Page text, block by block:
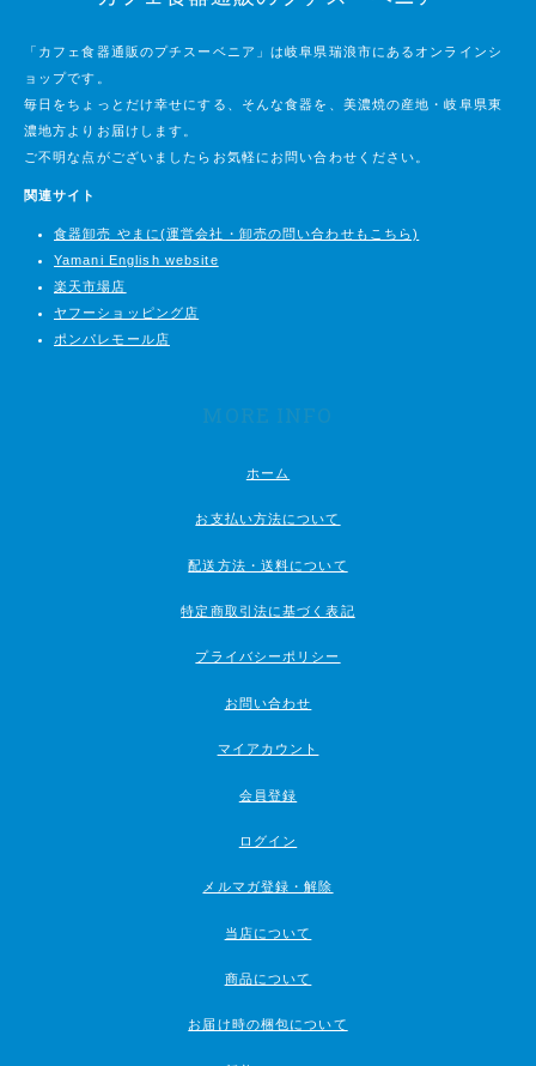
「カフェ食器通販のプチスーベニア」は岐阜県瑞浪市にあるオンラインシ
ョップです。
毎日をちょっとだけ幸せにする、そんな食器を、美濃焼の産地・岐阜県東
濃地方よりお届けします。
ご不明な点がございましたらお気軽にお問い合わせください。
関連サイト
食器卸売 やまに(運営会社・卸売の問い合わせもこちら)
Yamani English website
楽天市場店
ヤフーショッピング店
ポンパレモール店
MORE INFO
ホーム
お支払い方法について
配送方法・送料について
特定商取引法に基づく表記
プライバシーポリシー
お問い合わせ
マイアカウント
会員登録
ログイン
メルマガ登録・解除
当店について
商品について
お届け時の梱包について